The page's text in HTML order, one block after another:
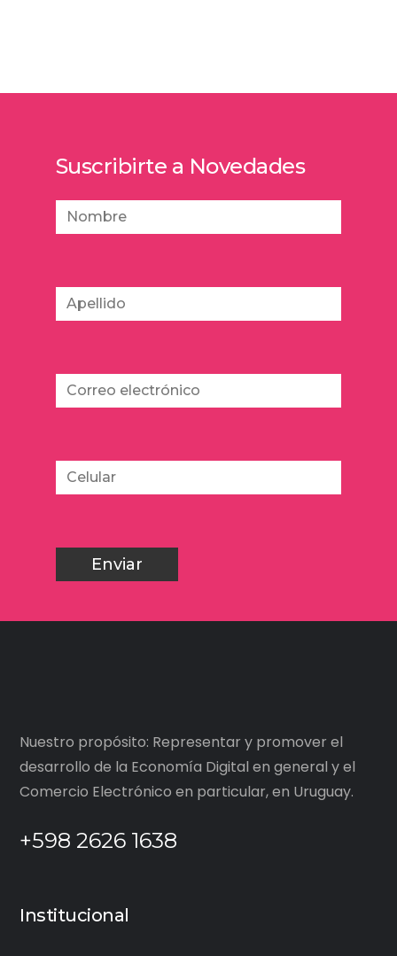
Suscribirte a Novedades
Nuestro propósito: Representar y promover el
desarrollo de la Economía Digital en general y el
Comercio Electrónico en particular, en Uruguay.
+598 2626 1638
Institucional